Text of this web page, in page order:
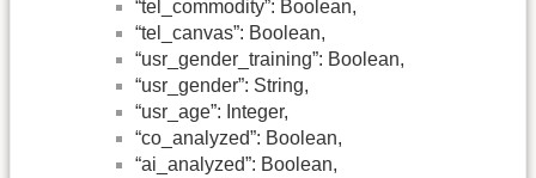
“tel_commodity”: Boolean,
“tel_canvas”: Boolean,
“usr_gender_training”: Boolean,
“usr_gender”: String,
“usr_age”: Integer,
“co_analyzed”: Boolean,
“ai_analyzed”: Boolean,